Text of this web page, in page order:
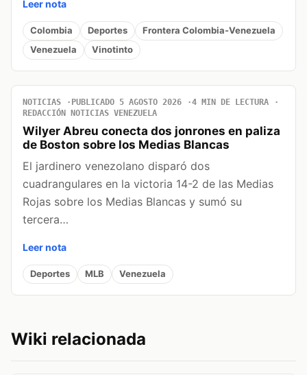
Leer nota
Colombia Deportes
Frontera Colombia-Venezuela
Venezuela
Vinotinto
NOTICIAS PUBLICADO 5 AGOSTO 2026
4 MIN DE LECTURA
REDACCIÓN NOTICIAS VENEZUELA
Wilyer Abreu conecta dos jonrones en paliza
de Boston sobre los Medias Blancas
El jardinero venezolano disparó dos
cuadrangulares en la victoria 14-2 de las Medias
Rojas sobre los Medias Blancas y sumó su
tercera…
Leer nota
Deportes MLB Venezuela
Wiki relacionada